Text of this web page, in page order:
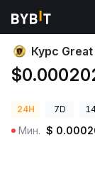
Цены криптовалют
Курс
24H 7D
Мин. $